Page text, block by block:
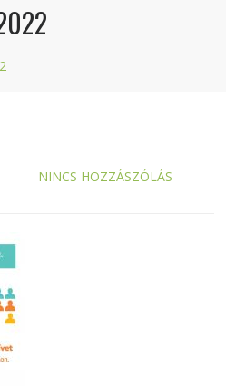
NINCS HOZZÁSZÓLÁS